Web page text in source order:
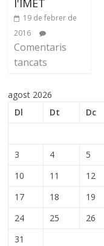
l'IMET
19 de febrer de
2016
Comentaris
tancats
agost 2026
Dl
Dt Dc
3
4 5
10
11 12
17
18 19
24
25 26
31